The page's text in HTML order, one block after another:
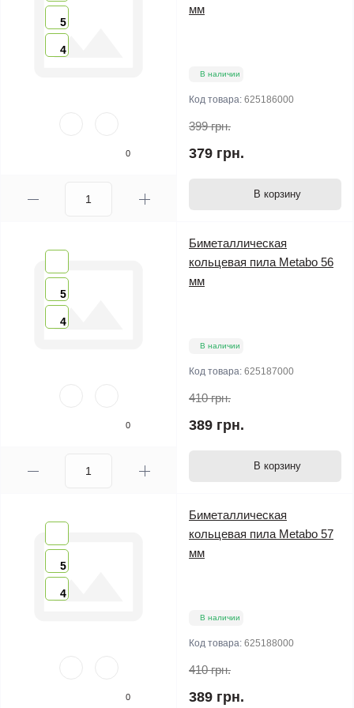
5
4
0
мм
В наличии
Код товара: 625186000
399 грн.
379 грн.
В корзину
5
4
0
Биметаллическая
кольцевая пила Metabo 56
мм
В наличии
Код товара: 625187000
410 грн.
389 грн.
В корзину
5
4
0
Биметаллическая
кольцевая пила Metabo 57
мм
В наличии
Код товара: 625188000
410 грн.
389 грн.